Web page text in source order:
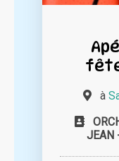
à
JEAN